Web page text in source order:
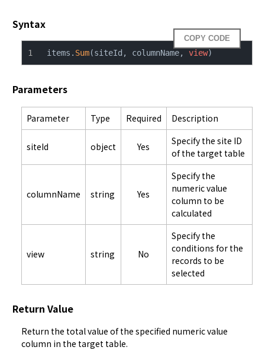
Syntax
COPY CODE
items. Sum(siteId, columnName, view)
Parameters
Parameter Type Required Description
siteId object Yes
Specify the site ID
of the target table
columnName string Yes
Specify the
numeric value
column to be
calculated
view string No
Specify the
conditions for the
records to be
selected
Return Value
Return the total value of the specified numeric value
column in the target table.